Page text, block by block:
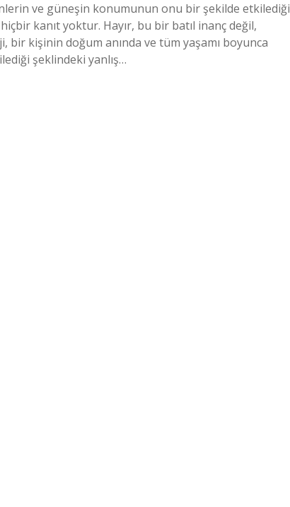
ve güneşin konumunun onu bir şekilde etkilediği
kanıt yoktur. Hayır, bu bir batıl inanç değil,
kişinin doğum anında ve tüm yaşamı boyunca
şeklindeki yanlış…